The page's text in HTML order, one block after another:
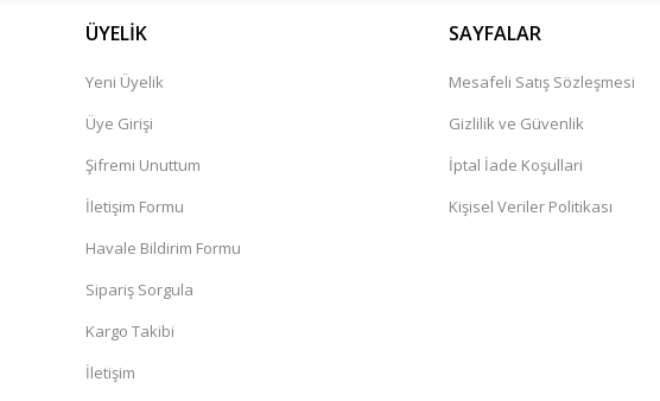
ÜYELİK
Yeni Üyelik
Üye Girişi
Şifremi Unuttum
İletişim Formu
Havale Bildirim Formu
Sipariş Sorgula
Kargo Takibi
İletişim
SAYFALAR
Mesafeli Satış Sözleşmesi
Gizlilik ve Güvenlik
İptal İade Koşullari
Kişisel Veriler Politikası